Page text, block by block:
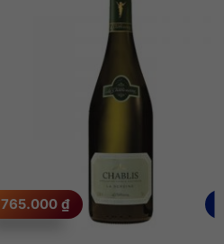
765.000 ₫